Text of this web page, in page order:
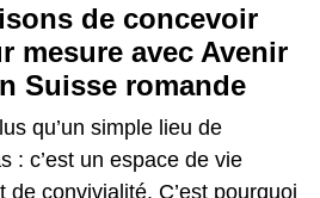
de concevoir
mesure avec Avenir
Suisse romande
qu’un simple lieu de
: c’est un espace de vie
convivialité. C’est pourquoi